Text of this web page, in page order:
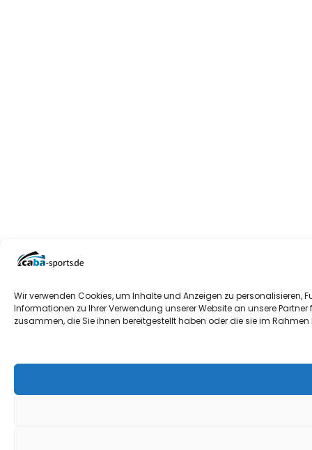
Wir verwenden Cookies, um Inhalte und Anzeigen zu
Informationen zu Ihrer Verwendung unserer Website an unsere
zusammen, die Sie ihnen bereitgestellt haben oder die sie im